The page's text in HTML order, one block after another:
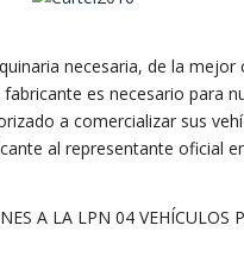
necesaria, de la
es necesario para
a comercializar sus
al representante oficial
A LA LPN 04 VEHÍCULOS